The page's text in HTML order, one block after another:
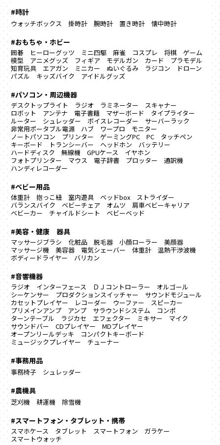
#時計
ウォッチボックス 掛時計 腕時計 置き時計 懐中時計
#おもちゃ・ホビー
囲碁 ヒーローグッツ ミニ四駆 麻雀 コスプレ 将棋
ゲーム
模型
アニメグッズ フィギア モデルガン カード
プラモデル
知育玩具
エアガン ミニカー ぬいぐるみ ラジコン
ドローン
パズル
キッズバイク アイドルグッズ
#パソコン・周辺機器
デスクトップライト ラジオ ラミネーター
スキャナー
ロボット
アンテナ 電子書籍 マザーボード
タイプライター
ルーター
シュレッダー ボイスレコーダー
サーバーラック
非常用ポータブル電源
ハブ ワープロ
モニター
ノートパソコン
プリンター ゲーミングPC PC
タッチペン
キーボード
トランシーバー ヘッドホン
バッテリー
ハードディスク
無線機 GPUケース
イヤホン
フォトプリンター
マウス 電子辞書 プロッター
通訳機
ハンディレコーダー
#ベビー用品
体重計 抱っこ紐 室内遊具 ベッドbox
ストライダー
バランスバイク
ベビーチェア オムツ
肩車ベビーキャリア
ベビーカー
チャイルドシート ベビーベッド
#美容・健康 器具
マッサージブラシ 化粧品 脱毛器 小顔ローラー
美顔器
マッサージ機
美容器 電気シェーバー 体重計
温熱干渉波機
ボディードライヤー
バリカン
#音響機器
ラジオ インターフェース ＤＪコントローラー
オルゴール
シーケンサー
プロダクションスイッチャー
サウンドモジュール
カセットプレイヤー
レコーダー ウーファー
スピーカー
プリメインアンプ
アンプ サラウンドシステム
コンポ
ターンテーブル
ラジカセ エフェクター ミキサー
マイク
サウンドバー
CDプレイヤー
MDプレイヤー
オープンリールデッキ
コンパクトキーボード
ミュージックプレイヤー
チューナー
#事務用品
事務椅子 シュレッダー
#農機具
芝刈機 耕運機 除雪機
#スマートフォン・タブレット・携帯
スマホケース タブレット スマートフォン
ガラケー
スマートウォッチ